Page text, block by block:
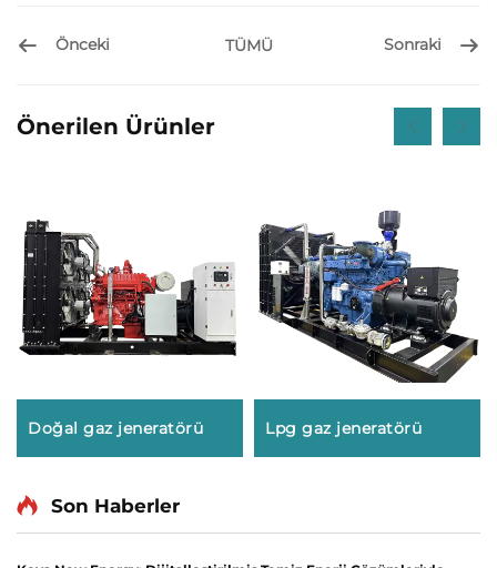
Önceki TÜMÜ Sonraki
Önerilen Ürünler
Doğal gaz jeneratörü Lpg gaz jeneratörü
Son Haberler